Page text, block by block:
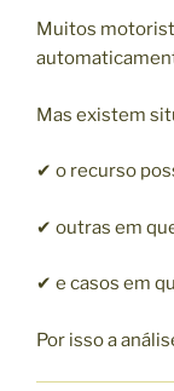
Muitos
Mas existem
✔ o recurso
✔ outras em
✔ e casos em
Por isso a